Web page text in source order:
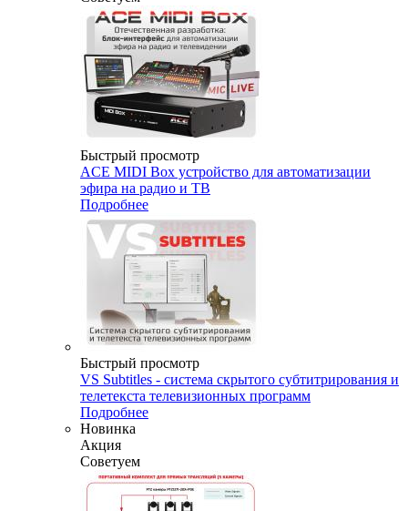
Быстрый просмотр
ACE MIDI Box устройство для автоматизации
эфира на радио и ТВ
Подробнее
Быстрый просмотр
VS Subtitles - система скрытого субтитрирования и
телетекста телевизионных программ
Подробнее
Новинка
Акция
Советуем